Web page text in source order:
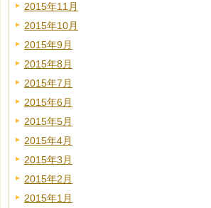
2015年11月
2015年10月
2015年9月
2015年8月
2015年7月
2015年6月
2015年5月
2015年4月
2015年3月
2015年2月
2015年1月